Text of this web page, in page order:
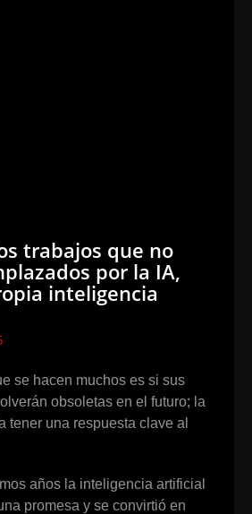
trabajos que no
por la IA,
inteligencia
se hacen muchos es si sus
obsoletas en el futuro; la
tener una respuesta clave al
años la inteligencia artificial
promesa y se convirtió en